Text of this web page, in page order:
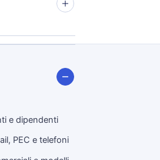
e dipendenti
PEC e telefoni